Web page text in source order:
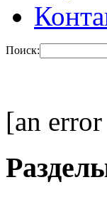
Поиск:
[an